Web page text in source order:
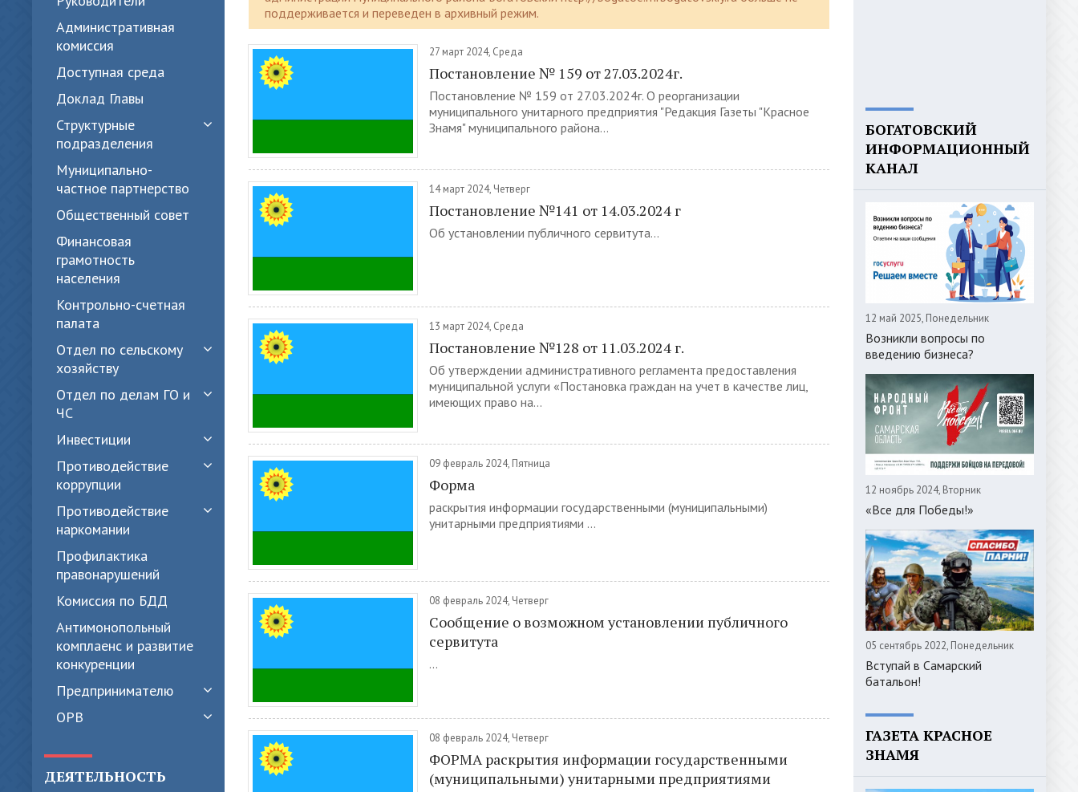
Административная
комиссия
Доступная среда
Доклад Главы
Структурные
подразделения
Муниципально-
частное партнерство
Общественный совет
Финансовая
грамотность
населения
Контрольно-счетная
палата
Отдел по сельскому
хозяйству
Отдел по делам ГО и
ЧС
Инвестиции
Противодействие
коррупции
Противодействие
наркомании
Профилактика
правонарушений
Комиссия по БДД
Антимонопольный
комплаенс и развитие
конкуренции
Предпринимателю
ОРВ
ДЕЯТЕЛЬНОСТЬ
поддерживается и переведен в архивный режим.
27 март 2024, Среда
Постановление № 159 от 27.03.2024г.
Постановление № 159 от 27.03.2024г. О реорганизации
муниципального унитарного предприятия "Редакция Газеты "Красное
Знамя" муниципального района...
14 март 2024, Четверг
Постановление №141 от 14.03.2024 г
Об установлении публичного сервитута...
13 март 2024, Среда
Постановление №128 от 11.03.2024 г.
Об утверждении административного регламента предоставления
муниципальной услуги «Постановка граждан на учет в качестве лиц,
имеющих право на...
09 февраль 2024, Пятница
Форма
раскрытия информации государственными (муниципальными)
унитарными предприятиями ...
08 февраль 2024, Четверг
Сообщение о возможном установлении публичного
сервитута
...
08 февраль 2024, Четверг
ФОРМА раскрытия информации государственными
(муниципальными) унитарными предприятиями
БОГАТОВСКИЙ
ИНФОРМАЦИОННЫЙ
КАНАЛ
12 май 2025, Понедельник
Возникли вопросы по
введению бизнеса?
12 ноябрь 2024, Вторник
«Все для Победы!»
05 сентябрь 2022, Понедельник
Вступай в Самарский
батальон!
ГАЗЕТА КРАСНОЕ
ЗНАМЯ